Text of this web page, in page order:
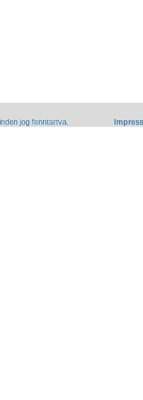
jog fenntartva.